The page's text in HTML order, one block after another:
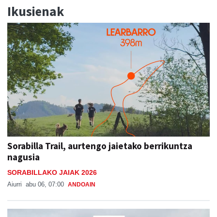
Ikusienak
Sorabilla Trail, aurtengo jaietako berrikuntza
nagusia
SORABILLAKO JAIAK 2026
Aiurri abu 06, 07:00 ANDOAIN